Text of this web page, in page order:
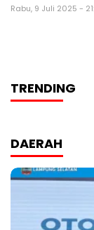
Rabu, 9 Juli 2025 -
TRENDING
DAERAH